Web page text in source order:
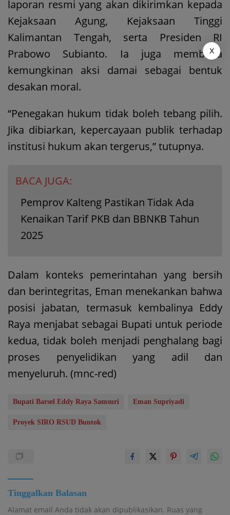
laporan resmi yang akan dikirimkan kepada
Kejaksaan Agung, Kejaksaan Tinggi
Kalimantan Tengah, serta Presiden RI
Prabowo Subianto. Ia juga membuka
kemungkinan aksi damai sebagai bentuk
desakan moral.
“Penegakan hukum tidak boleh tebang pilih.
Jika dibiarkan, kepercayaan publik terhadap
institusi hukum akan tergerus,” tutupnya.
BACA JUGA:
Pemprov Kalteng Pastikan Tidak Ada
Kenaikan Tarif PKB dan BBNKB Tahun
2025
Dalam konteks pemerintahan yang bersih
dan berintegritas, Eman menekankan bahwa
posisi jabatan, termasuk kembalinya Eddy
Raya menjabat sebagai Bupati untuk periode
kedua, tidak boleh menjadi penghalang bagi
proses penyelidikan yang adil dan
menyeluruh. (mnc-red)
Bupati Barsel Eddy Raya Samsuri Eman Supriyadi
Proyek SIRO RSUD Buntok
Tinggalkan Balasan
Alamat email Anda tidak akan dipublikasikan. Ruas yang
X